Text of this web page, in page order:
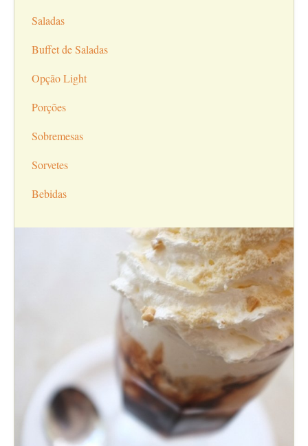
Saladas
Buffet de Saladas
Opção Light
Porções
Sobremesas
Sorvetes
Bebidas